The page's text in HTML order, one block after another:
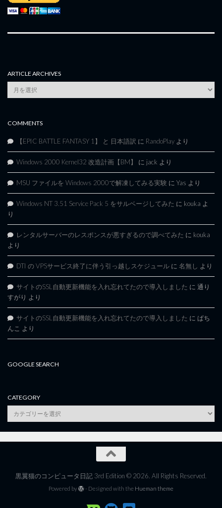
ARTICLE ARCHIVES
Article
Archives
COMMENTS
【EPIC BATTLE FANTASY 1】 と 日本語訳 に RandoPlay より
Windows 2000 Kernel32 改造計画【BM】 に jack より
MSU ファイルを Windows 2000で解凍してみる実験 に Yas より
Windows NT 3.51 Service Pack 5 をサルベージしてみた に kouka よ
り
レンタルサーバーのレスポンスが悪すぎるので調べてみた に kouka
より
DTI の VPSサービス終了に伴う引っ越しスケジュール に 名無し より
サイトのSSL自動更新機能を入れ忘れてたので導入しました に 通り
すがり より
サイトのSSL自動更新機能を入れ忘れてたので導入しました に ぱち
んこ より
GOOGLE SEARCH
CATEGORY
category
黒翼猫のコンピュータ日記 3rd Edition © 2026. All Rights Reserved.
Powered by - Designed with the Hueman theme